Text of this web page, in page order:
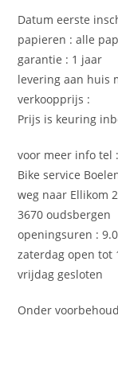
Datum eerste
papieren : alle
garantie : 1 jaar
levering aan huis
verkoopprijs :
Prijs is keuring
voor meer info tel
Bike service
weg naar Ellikom
3670 oudsbergen
openingsuren :
zaterdag open tot
vrijdag gesloten
Onder